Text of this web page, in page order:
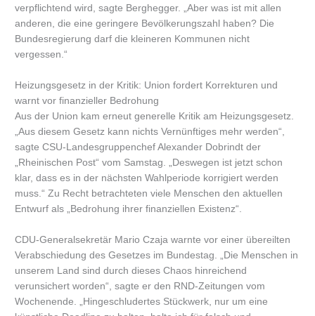
verpflichtend wird, sagte Berghegger. „Aber was ist mit allen
anderen, die eine geringere Bevölkerungszahl haben? Die
Bundesregierung darf die kleineren Kommunen nicht
vergessen.“
Heizungsgesetz in der Kritik: Union fordert Korrekturen und
warnt vor finanzieller Bedrohung
Aus der Union kam erneut generelle Kritik am Heizungsgesetz.
„Aus diesem Gesetz kann nichts Vernünftiges mehr werden“,
sagte CSU-Landesgruppenchef Alexander Dobrindt der
„Rheinischen Post“ vom Samstag. „Deswegen ist jetzt schon
klar, dass es in der nächsten Wahlperiode korrigiert werden
muss.“ Zu Recht betrachteten viele Menschen den aktuellen
Entwurf als „Bedrohung ihrer finanziellen Existenz“.
CDU-Generalsekretär Mario Czaja warnte vor einer übereilten
Verabschiedung des Gesetzes im Bundestag. „Die Menschen in
unserem Land sind durch dieses Chaos hinreichend
verunsichert worden“, sagte er den RND-Zeitungen vom
Wochenende. „Hingeschludertes Stückwerk, nur um eine